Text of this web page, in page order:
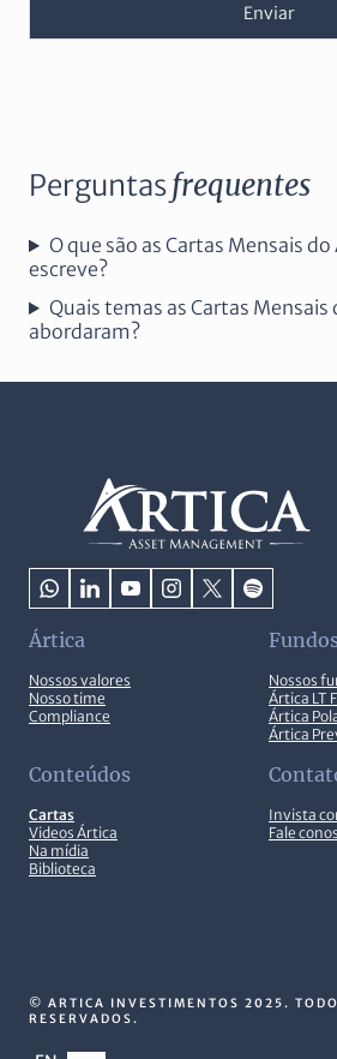
Enviar
Perguntasfrequentes
O que são as Cartas Mensais
escreve?
Quais temas as Cartas Mensais
abordaram?
Ártica
Nossos valores
Nosso time
Compliance
Nossos
Ártica LT
Ártica
Ártica
Conteúdos
Cartas
Videos Ártica
Na mídia
Biblioteca
Invista
Fale
© ARTICA INVESTIMENTOS 2025.
RESERVADOS.